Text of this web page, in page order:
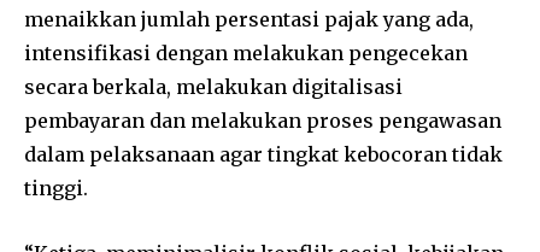
menaikkan jumlah persentasi pajak yang ada,
intensifikasi dengan melakukan pengecekan
secara berkala, melakukan digitalisasi
pembayaran dan melakukan proses pengawasan
dalam pelaksanaan agar tingkat kebocoran tidak
tinggi.